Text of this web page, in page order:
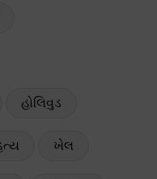
હોલિવુડ
ખેલ